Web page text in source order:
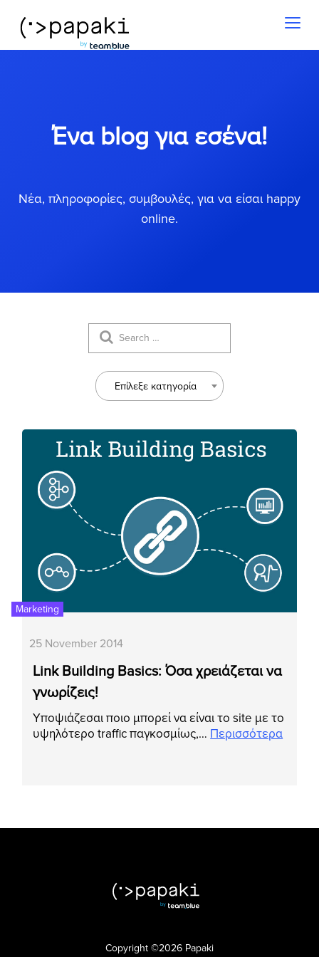
Ένα blog για εσένα!
Νέα, πληροφορίες, συμβουλές, για να είσαι happy
online.
Επίλεξε κατηγορία
Marketing
25 November 2014
Link Building Basics: Όσα χρειάζεται να
γνωρίζεις!
Υποψιάζεσαι ποιο μπορεί να είναι το site με το
υψηλότερο traffic παγκοσμίως,… Περισσότερα
Copyright ©2026 Papaki